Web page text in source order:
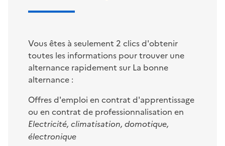
Vous êtes à seulement 2 clics d'obtenir
toutes les informations pour trouver une
alternance rapidement sur La bonne
alternance :
Offres d'emploi en contrat d'apprentissage
ou en contrat de professionnalisation en
Electricité, climatisation, domotique,
électronique